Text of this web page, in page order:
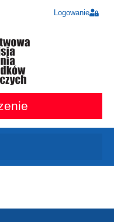
Logowanie